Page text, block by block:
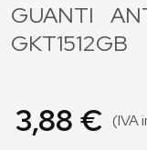
GUANTI
GKT1512GB
3,88 € (IVA